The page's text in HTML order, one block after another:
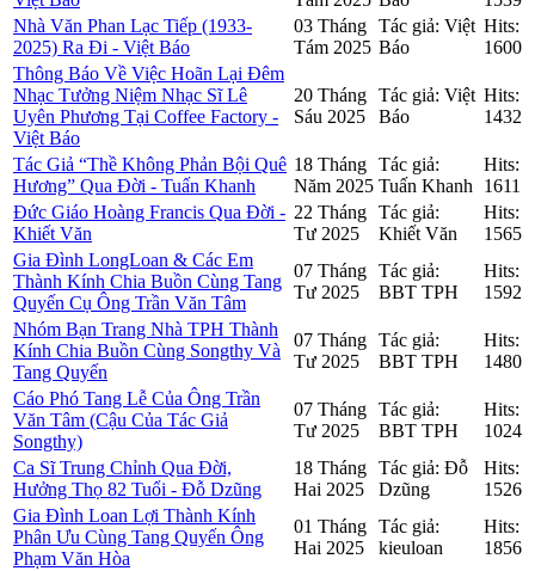
Nhà Văn Phan Lạc Tiếp (1933-
2025) Ra Đi - Việt Báo
03 Tháng
Tám 2025
Tác giả: Việt
Báo
Hits:
1600
Thông Báo Về Việc Hoãn Lại Đêm
Nhạc Tưởng Niệm Nhạc Sĩ Lê
Uyên Phương Tại Coffee Factory -
Việt Báo
20 Tháng
Sáu 2025
Tác giả: Việt
Báo
Hits:
1432
Tác Giả “Thề Không Phản Bội Quê
Hương” Qua Đời - Tuấn Khanh
18 Tháng
Năm 2025
Tác giả:
Tuấn Khanh
Hits:
1611
Đức Giáo Hoàng Francis Qua Đời -
Khiết Văn
22 Tháng
Tư 2025
Tác giả:
Khiết Văn
Hits:
1565
Gia Đình LongLoan & Các Em
Thành Kính Chia Buồn Cùng Tang
Quyến Cụ Ông Trần Văn Tâm
07 Tháng
Tư 2025
Tác giả:
BBT TPH
Hits:
1592
Nhóm Bạn Trang Nhà TPH Thành
Kính Chia Buồn Cùng Songthy Và
Tang Quyến
07 Tháng
Tư 2025
Tác giả:
BBT TPH
Hits:
1480
Cáo Phó Tang Lễ Của Ông Trần
Văn Tâm (Cậu Của Tác Giả
Songthy)
07 Tháng
Tư 2025
Tác giả:
BBT TPH
Hits:
1024
Ca Sĩ Trung Chỉnh Qua Đời,
Hưởng Thọ 82 Tuổi - Đỗ Dzũng
18 Tháng
Hai 2025
Tác giả: Đỗ
Dzũng
Hits:
1526
Gia Đình Loan Lợi Thành Kính
Phân Ưu Cùng Tang Quyến Ông
Phạm Văn Hòa
01 Tháng
Hai 2025
Tác giả:
kieuloan
Hits:
1856